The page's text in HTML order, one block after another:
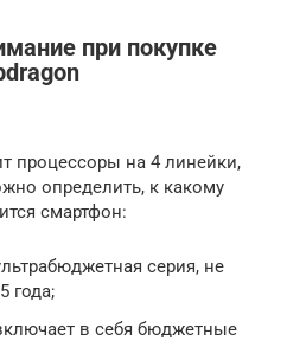
при покупке
процессоры на 4 линейки,
определить, к какому
смартфон:
серия, не
года;
в себя бюджетные